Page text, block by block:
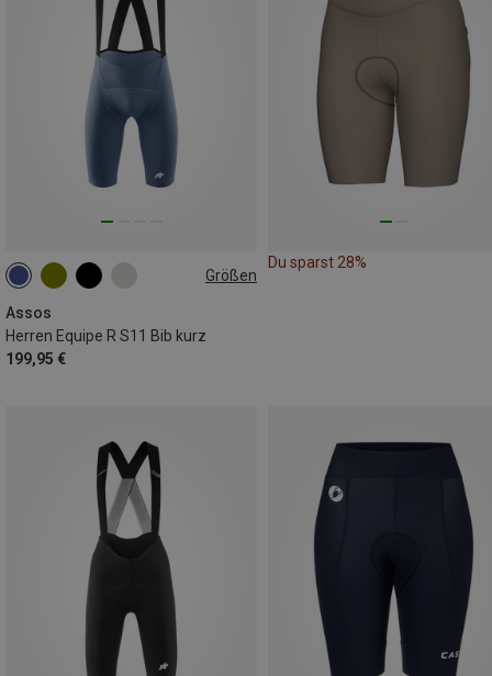
Größen
Assos
Herren Equipe R S11 Bib kurz
199,95 €
S M L XL
Du sparst 28%